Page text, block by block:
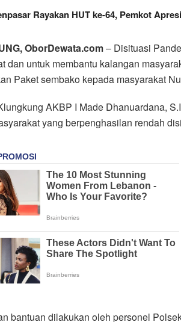
Rayakan HUT ke-64, Pemkot
OborDewata.com– Disituasi
dan untuk membantu kalangan
Paket sembako kepada masyarakat
AKBP I Made Dhanuardana,
yang berpenghasilan rendah
bantuan dilakukan oleh personel